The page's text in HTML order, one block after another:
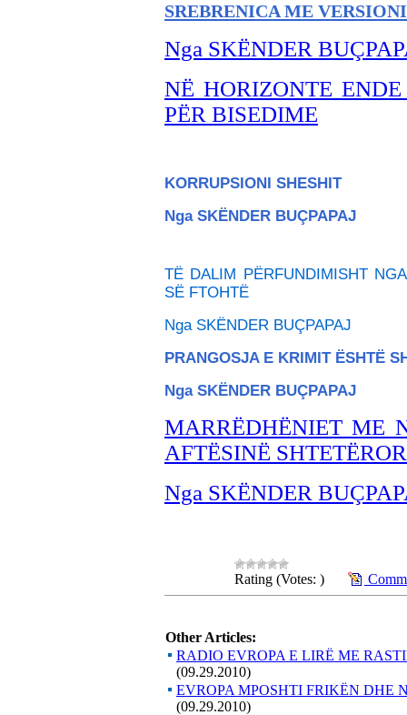
SREBRENICA ME
Nga SKËNDER BU
NË HORIZONTE
PËR BISEDIME
KORRUPSIONI SHESHIT
Nga SKËNDER BUÇPAPAJ
TË DALIM PËRFUNDIMISHT
SË FTOHTË
Nga SKËNDER BUÇPAPAJ
PRANGOSJA E KRIMIT ËSHTË
Nga SKËNDER BUÇPAPAJ
MARRËDHËNIET ME
AFTËSINË
Nga SKËNDER
Rating (Votes: )
Other Articles:
RADIO EVROPA E LIRË ME
(09.29.2010)
EVROPA MPOSHTI FRIKËN DHE
(09.29.2010)